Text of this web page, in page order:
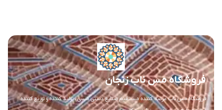
فروشگاه مس ناب زنجان
فروشگاه مس ناب عرضه کننده مستقیم صنایع دستی مسی ، تولید کننده و توزیع کننده